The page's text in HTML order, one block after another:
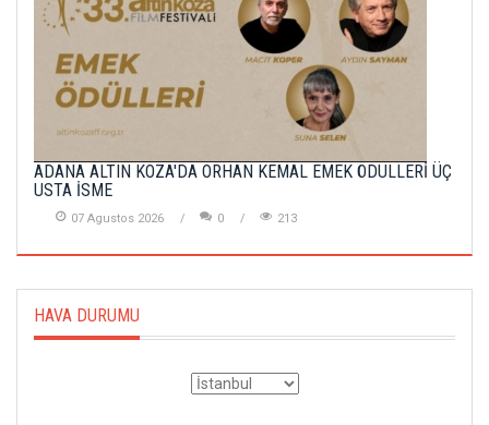
ADANA ALTIN KOZA'DA ORHAN KEMAL EMEK ÖDÜLLERİ ÜÇ
USTA İSME
07 Agustos 2026 0 213
HAVA DURUMU